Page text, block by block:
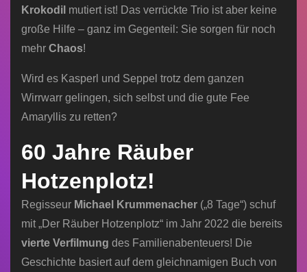
Krokodil mutiert ist! Das verrückte Trio ist aber keine
große Hilfe – ganz im Gegenteil: Sie sorgen für noch
mehr Chaos!
Wird es Kasperl und Seppel trotz dem ganzen
Wirrwarr gelingen, sich selbst und die gute Fee
Amaryllis zu retten?
60 Jahre Räuber
Hotzenplotz!
Regisseur Michael Krummenacher („8 Tage“) schuf
mit „Der Räuber Hotzenplotz“ im Jahr 2022 die bereits
vierte Verfilmung des Familienabenteuers! Die
Geschichte basiert auf dem gleichnamigen Buch von